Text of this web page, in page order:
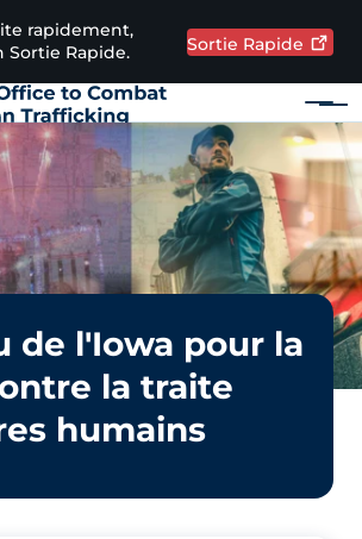
rapidement,
Sortie Rapide.
Sortie Rapide
Menu
Main navigation
de l'Iowa pour la
la traite
humains